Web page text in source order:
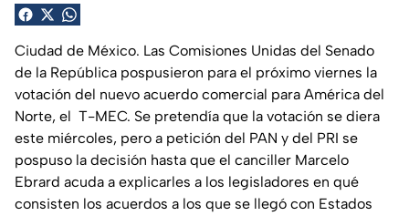
Ciudad de México. Las Comisiones Unidas del Senado
de la República pospusieron para el próximo viernes la
votación del nuevo acuerdo comercial para América del
Norte, el T-MEC. Se pretendía que la votación se diera
este miércoles, pero a petición del PAN y del PRI se
pospuso la decisión hasta que el canciller Marcelo
Ebrard acuda a explicarles a los legisladores en qué
consisten los acuerdos a los que se llegó con Estados